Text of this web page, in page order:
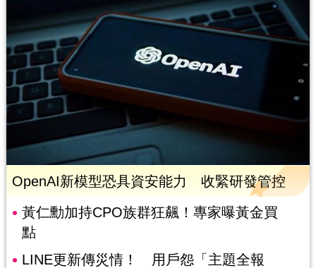
OpenAI新模型恐具資安能力 收緊研發管控
黃仁勳加持CPO族群狂飆！專家曝黃金買
點
LINE更新傳災情！ 用戶怨「主題全報